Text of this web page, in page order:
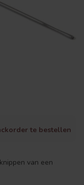
te bestellen
van een